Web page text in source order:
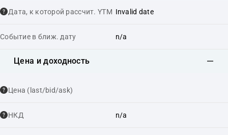
Дата, к которой рассчит. YTM Invalid date
Событие в ближ. дату n/a
Цена и доходность
Цена (last/bid/ask)
НКД n/a